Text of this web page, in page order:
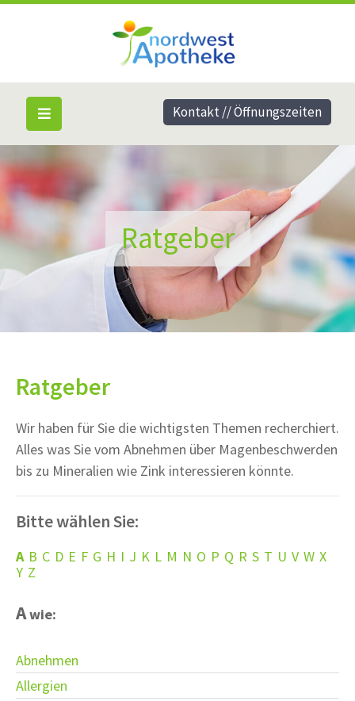
Ratgeber
Ratgeber
Wir haben für Sie die wichtigsten Themen recherchiert.
Alles was Sie vom Abnehmen über Magenbeschwerden
bis zu Mineralien wie Zink interessieren könnte.
Bitte wählen Sie:
A B C D E F G H I J K L M N O P Q R S T U V W X
Y Z
Awie:
Abnehmen
Allergien
Kontakt // Öffnungszeiten